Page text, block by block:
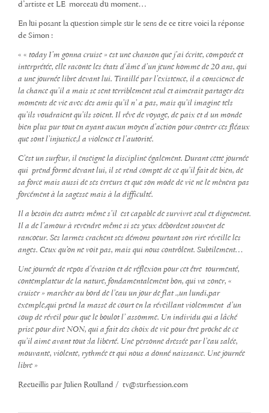
d’artiste et LE morceau du moment…
En lui posant la question simple sur le sens de ce titre voici la réponse
de Simon :
« « today I’m gonna cruise » est une chanson que j’ai écrite, composée et
interprétée, elle raconte les états d’âme d’un jeune homme de 20 ans, qui
a une journée libre devant lui. Tiraillé par l’existence, il a conscience de
la chance qu’il a mais se sent terriblement seul et aimerait partager des
moments de vie avec des amis qu’il n’ a pas, mais qu’il imagine tels
qu’ils voudraient qu’ils soient. Il rêve de voyage, de paix et d un monde
bien plus pur tout en ayant aucun moyen d’action pour contrer ces fléaux
que sont l’injustice,l a violence et l’autorité.
C’est un surfeur, il enseigne la discipline également. Durant cette journée
qui prend forme devant lui, il se rend compte de ce qu’il fait de bien, de
sa force mais aussi de ses erreurs et que son mode de vie ne le mènera pas
forcément à la sagesse mais à la difficulté.
Il a besoin des autres même s’il est capable de survivre seul et dignement.
Il a de l’amour à revendre même si ses yeux débordent souvent de
rancoeur. Ses larmes crachent ses démons pourtant son rire réveille les
anges. Ceux qu’on ne voit pas, mais qui nous contrôlent. Subtilement…
Une journée de repos d’évasion et de réflexion pour cet être tourmenté,
contemplateur de la nature, fondamentalement bon, qui va zoner, «
cruiser » marcher au bord de l’eau un jour de flat .,un lundi,par
exemple,qui prend la masse de court en la réveillant violemment d’un
coup de réveil pour que le boulot l’ assomme. Un individu qui a lâché
prise pour dire NON, qui a fait des choix de vie pour être proche de ce
qu’il aime avant tout :la liberté. Une personne dressée par l’eau salée,
mouvante, violente, rythmée et qui nous a donné naissance. Une journée
libre »
Recueillis par Julien Roulland / tv@surfsession.com